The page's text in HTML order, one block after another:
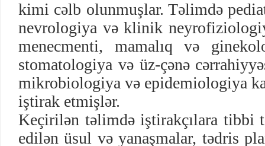
kimi cəlb olunmuşlar. Təlimdə
nevrologiya və klinik
menecmenti, mamalıq və
stomatologiya və üz-çənə
mikrobiologiya və epidemiologiya
iştirak etmişlər.
Keçirilən təlimdə iştirakçılara tibbi
edilən üsul və yanaşmalar, tədris